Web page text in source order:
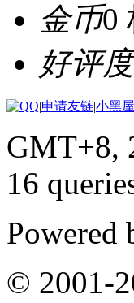
金币0
好评度
|申请友链|小黑屋
GMT+8,
16
Powered
© 2001-